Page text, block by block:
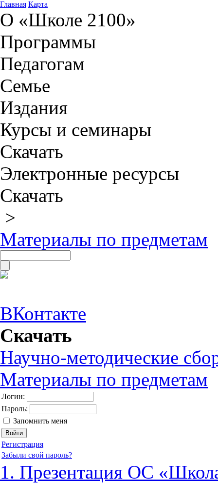
Главная Карта
О «Школе 2100»
Программы
Педагогам
Семье
Издания
Курсы и семинары
Скачать
Электронные ресурсы
Скачать
>
Материалы по предметам
ВКонтакте
Скачать
Научно-методические
Материалы по предметам
Логин:
Пароль:
Запомнить меня
Регистрация
Забыли свой пароль?
1. Презентация ОС